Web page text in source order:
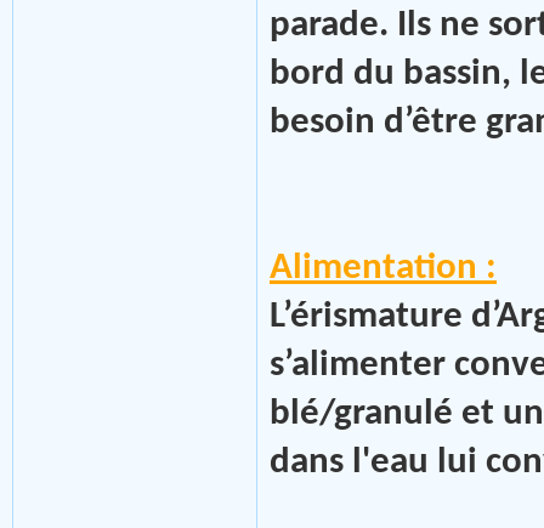
parade. Ils ne
bord du bassin,
besoin d’être
Alimentation :
L’érismature
s’alimenter
blé/granulé et
dans l'eau lui